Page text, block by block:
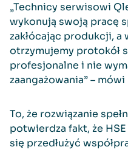
„Technicy serwisowi
wykonują swoją pracę
zakłócając produkcji,
otrzymujemy protokół
profesjonalne i nie
zaangażowania” – mówi
To, że rozwiązanie
potwierdza fakt, że
się przedłużyć